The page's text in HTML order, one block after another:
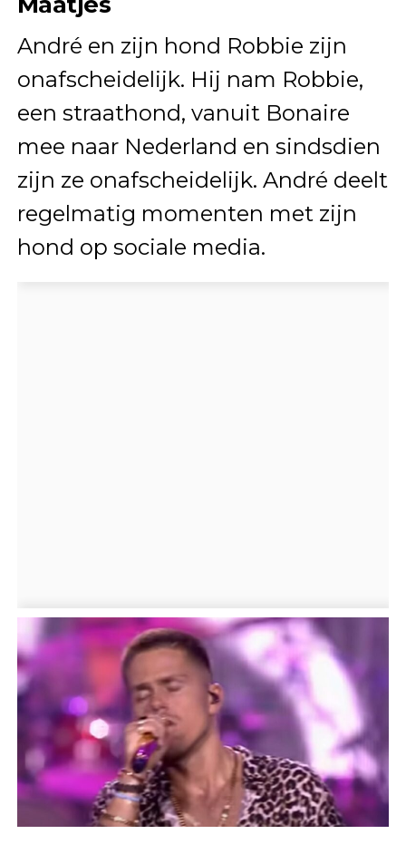
André en zijn hond Robbie zijn
onafscheidelijk. Hij nam Robbie,
een straathond, vanuit Bonaire
mee naar Nederland en sindsdien
zijn ze onafscheidelijk. André deelt
regelmatig momenten met zijn
hond op sociale media.